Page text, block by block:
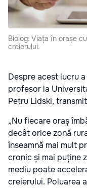
Biolog: Viața în orașe
creierului.
Despre acest lucru
profesor la
Petru Lidski,
„Nu fiecare oraș
decât orice zonă
înseamnă mai mult
cronic și mai puține
mediu poate
creierului. Poluarea